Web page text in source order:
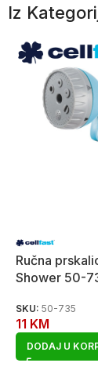
Iz
Ručna
Shower 50-
SKU: 50-735
11 KM
DODAJ U